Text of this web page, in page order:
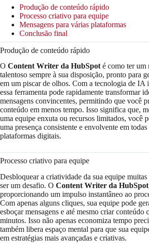
Produção de conteúdo rápido
Processo criativo para equipe
Mensagens para várias plataformas
Conclusão final
Produção de conteúdo rápido
O Content Writer da HubSpot é como ter um
talentoso sempre à sua disposição, pronto para
em um piscar de olhos. Com a tecnologia de IA
essa ferramenta pode rapidamente transformar
mensagens convincentes, permitindo que você
conteúdo em menos tempo. Isso significa que,
uma equipe enxuta ou recursos limitados, você
uma presença consistente e envolvente em todas
plataformas digitais.
Processo criativo para equipe
Desbloquear a criatividade da sua equipe muitas
ser um desafio. O Content Writer da HubSpot
proporcionando um impulso instantâneo ao
Com apenas alguns cliques, sua equipe pode
esboçar mensagens e até mesmo criar conteúdo
minutos. Isso não apenas economiza tempo
também libera espaço mental para que sua
em estratégias mais avançadas e criativas.